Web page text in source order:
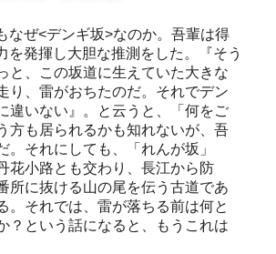
を発揮し大胆な推測をした。『そう
と、この坂道に生えていた大きな
り、雷がおちたのだ。それでデン
違いない』。と云うと、「何をご
方も居られるかも知れないが、吾
。それにしても、「れんが坂」
花小路とも交わり、長江から防
所に抜ける山の尾を伝う古道であ
。それでは、雷が落ちる前は何と
？という話になると、もうこれは